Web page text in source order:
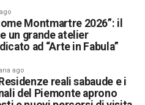
Montmartre 2026”: il
un grande atelier
ad “Arte in Fabula”
ago
reali sabaude e i
del Piemonte aprono